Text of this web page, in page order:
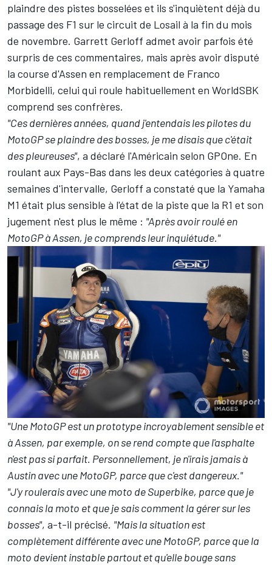
plaindre des pistes bosselées et ils s'inquiètent déjà du
passage des F1 sur le circuit de Losail à la fin du mois
de novembre. Garrett Gerloff admet avoir parfois été
surpris de ces commentaires, mais après avoir disputé
la course d'Assen en remplacement de Franco
Morbidelli, celui qui roule habituellement en WorldSBK
comprend ses confrères.
"Ces dernières années, quand j'entendais les pilotes du
MotoGP se plaindre des bosses, je me disais que c'était
des pleureuses", a déclaré l'Américain selon GPOne. En
roulant aux Pays-Bas dans les deux catégories à quatre
semaines d'intervalle, Gerloff a constaté que la Yamaha
M1 était plus sensible à l'état de la piste que la R1 et son
jugement n'est plus le même : "Après avoir roulé en
MotoGP à Assen, je comprends leur inquiétude."
"Une MotoGP est un prototype incroyablement sensible et
à Assen, par exemple, on se rend compte que l'asphalte
n'est pas si parfait. Personnellement, je n'irais jamais à
Austin avec une MotoGP, parce que c'est dangereux."
"J'y roulerais avec une moto de Superbike, parce que je
connais la moto et que je sais comment la gérer sur les
bosses", a-t-il précisé. "Mais la situation est
complètement différente avec une MotoGP, parce que la
moto devient instable partout et qu'elle bouge sans